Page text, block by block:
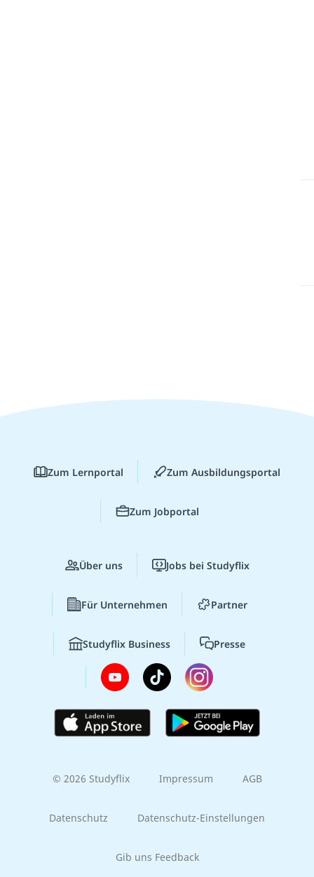
Zum Lernportal Zum Ausbildungsportal
Zum Jobportal
Über uns Jobs bei Studyflix
Für Unternehmen Partner
Studyflix Business Presse
© 2026 Studyflix Impressum AGB
Datenschutz Datenschutz-Einstellungen
Gib uns Feedback